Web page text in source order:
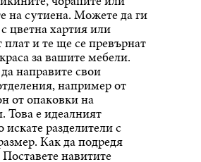
на сутиена. Можете да ги
цветна хартия или
плат и те ще се превърнат
за вашите мебели.
направите свои
например от
от опаковки на
Това е идеалният
искате разделители с
Как да подредя
навитите